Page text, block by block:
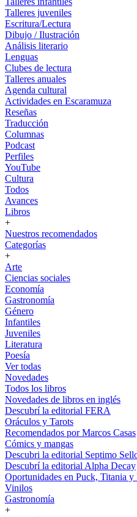
Talleres juveniles
Escritura/Lectura
Dibujo / Ilustración
Análisis literario
Lenguas
Clubes de lectura
Talleres anuales
Agenda cultural
Actividades en Escaramuza
Reseñas
Traducción
Columnas
Podcast
Perfiles
YouTube
Cultura
Todos
Avances
Libros
+
Nuestros recomendados
Categorías
+
Arte
Ciencias sociales
Economía
Gastronomía
Género
Infantiles
Juveniles
Literatura
Poesía
Ver todas
Novedades
Todos los libros
Novedades de libros en inglés
Descubrí la editorial FERA
Oráculos y Tarots
Recomendados por Marcos Casas
Cómics y mangas
Descubri la editorial Septimo
Descubrí la editorial Alpha Decay
Oportunidades en Puck, Titania
Vinilos
Gastronomía
+